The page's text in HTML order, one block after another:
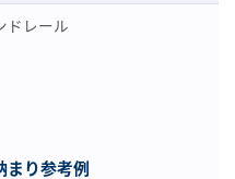
ドレール
まり参考例